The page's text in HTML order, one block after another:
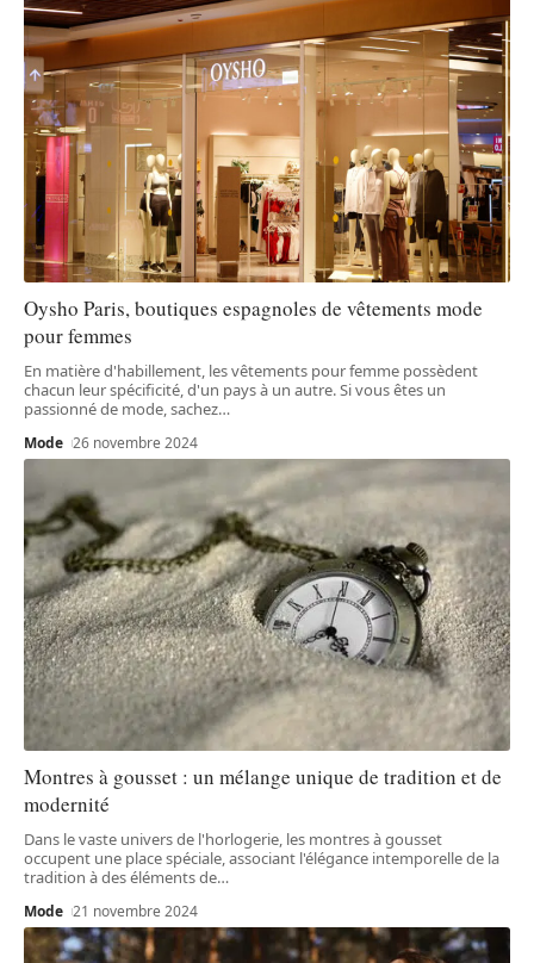
Oysho Paris, boutiques espagnoles de vêtements mode
pour femmes
En matière d'habillement, les vêtements pour femme possèdent
chacun leur spécificité, d'un pays à un autre. Si vous êtes un
passionné de mode, sachez…
Mode 26 novembre 2024
Montres à gousset : un mélange unique de tradition et de
modernité
Dans le vaste univers de l'horlogerie, les montres à gousset
occupent une place spéciale, associant l'élégance intemporelle de la
tradition à des éléments de…
Mode 21 novembre 2024